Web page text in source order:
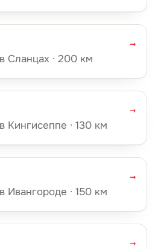
Сланцах · 200 км
→
Кингисеппе · 130 км
→
Ивангороде · 150 км
→
→